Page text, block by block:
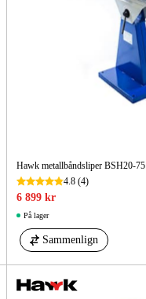
Hawk metallbåndsliper BSH20-75
4.8(4)
6 899 kr
På lager
Sammenlign